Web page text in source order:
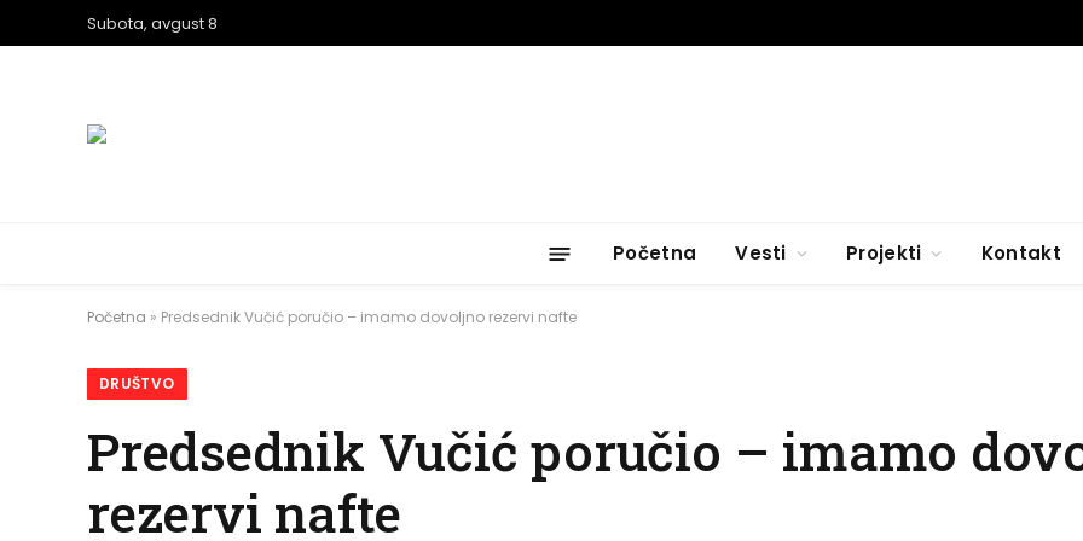
Subota, avgust 8
Početna Vesti Projekti Kontakt
Početna » Predsednik Vučić poručio – imamo dovoljno rezervi nafte
DRUŠTVO
Predsednik Vučić poručio – imamo
rezervi nafte